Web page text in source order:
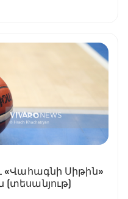
«Վահագնի Սիթին»